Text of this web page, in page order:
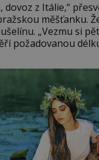
z Itálie,“
měšťanku.
„Vezmu si
požadovanou
na sukni,“
mušelínu. „Ošidili